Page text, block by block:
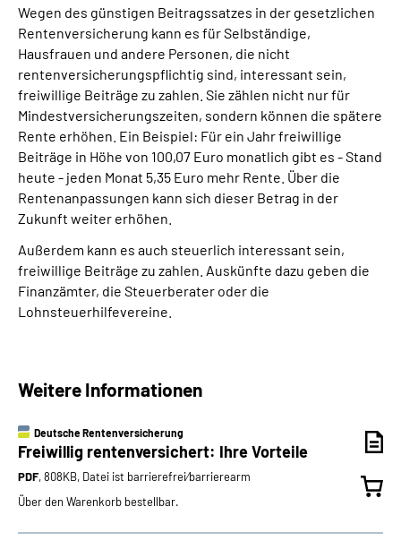
Wegen des günstigen Beitragssatzes in der gesetzlichen
Rentenversicherung kann es für Selbständige,
Hausfrauen und andere Personen, die nicht
rentenversicherungspflichtig sind, interessant sein,
freiwillige Beiträge zu zahlen. Sie zählen nicht nur für
Mindestversicherungszeiten, sondern können die spätere
Rente erhöhen. Ein Beispiel: Für ein Jahr freiwillige
Beiträge in Höhe von 100,07 Euro monatlich gibt es - Stand
heute - jeden Monat 5,35 Euro mehr Rente. Über die
Rentenanpassungen kann sich dieser Betrag in der
Zukunft weiter erhöhen.
Außerdem kann es auch steuerlich interessant sein,
freiwillige Beiträge zu zahlen. Auskünfte dazu geben die
Finanzämter, die Steuerberater oder die
Lohnsteuerhilfevereine.
Weitere Informationen
Deutsche Rentenversicherung
Freiwillig rentenversichert: Ihre Vorteile
PDF, 808KB, Datei ist barrierefrei⁄barrierearm
Über den Warenkorb bestellbar.